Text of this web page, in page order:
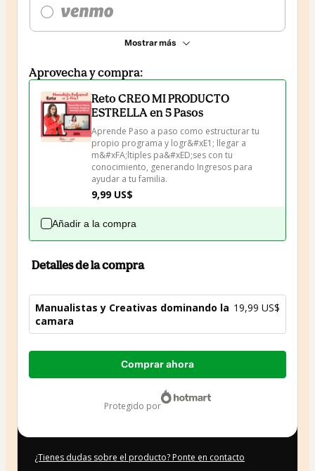
Mostrar más
Aprovecha y compra:
Reto CREO MI PRODUCTO
ESTRELLA en 5 Pasos
Aprende Paso a paso como estructurar tu
propio programa y logr&#xE1; llegar a
m&#xFA;ltiples pa&#xED;ses con tu
conocimiento, generando Ingresos para
ayudar a tu familia.
9,99 US$
Añadir a la compra
Detalles de la compra
Manualistas y Creativas dominando la
camara
19,99 US$
Total
Comprar ahora
protegido por
¿Tienes dudas sobre el producto? Ponte en contacto